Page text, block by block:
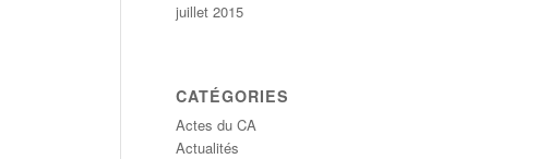
juillet 2015
CATÉGORIES
Actes du CA
Actualités